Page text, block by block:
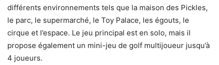
différents environnements tels que la maison des Pickles,
le parc, le supermarché, le Toy Palace, les égouts, le
cirque et l’espace. Le jeu principal est en solo, mais il
propose également un mini-jeu de golf multijoueur jusqu’à
4 joueurs.